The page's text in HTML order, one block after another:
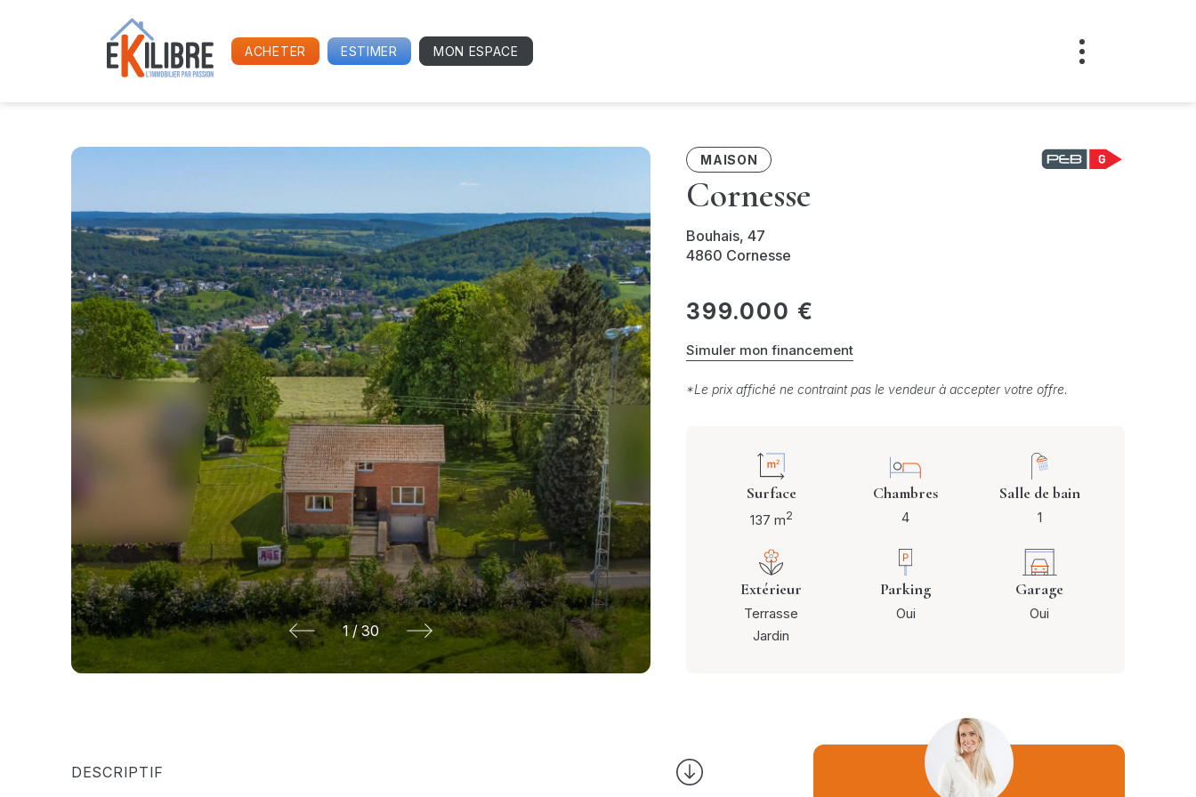
ACHETER ESTIMER MON ESPACE
1/30
MAISON
Cornesse
Bouhais, 47
4860 Cornesse
399.000 €
Simuler mon financement
*Le prix affiché ne contraint pas le vendeur à accepter votre offre.
Surface
137 m2
Chambres
4
Salle de bain
1
Extérieur
Terrasse
Jardin
Parking
Oui
Garage
Oui
DESCRIPTIF